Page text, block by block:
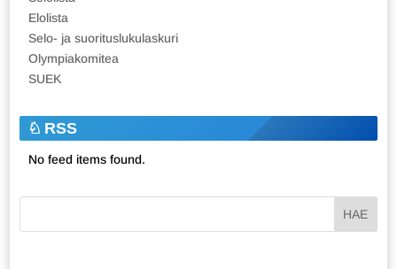
Elolista
Selo- ja suorituslukulaskuri
Olympiakomitea
SUEK
RSS
No feed items found.